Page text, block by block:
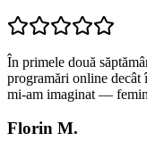
În primele două
programări online decât
mi-am imaginat —
Florin M.